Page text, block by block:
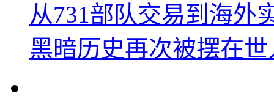
从731部队交易到海外
黑暗历史再次被摆在